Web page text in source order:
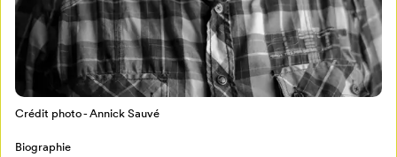
Programmation
Crédit photo - Annick Sauvé
Biographie
Pour enregistrer vos favoris,
connectez-vous ou créez votre profil
Mon Salon